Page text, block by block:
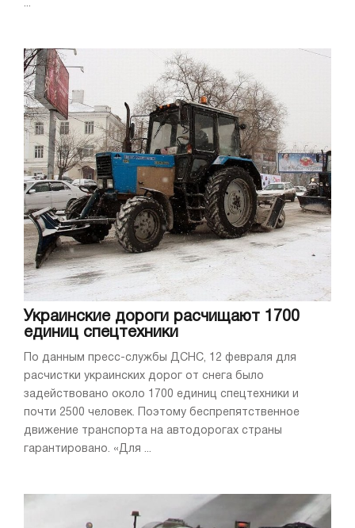
...
Украинские дороги расчищают 1700
единиц спецтехники
По данным пресс-службы ДСНС, 12 февраля для
расчистки украинских дорог от снега было
задействовано около 1700 единиц спецтехники и
почти 2500 человек. Поэтому беспрепятственное
движение транспорта на автодорогах страны
гарантировано. «Для ...